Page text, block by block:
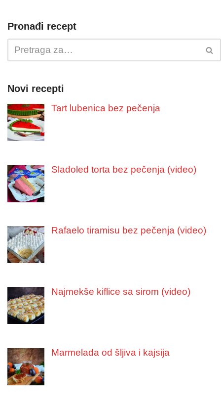
Pronađi recept
Novi recepti
Tart lubenica bez pečenja
Sladoled torta bez pečenja (video)
Rafaelo tiramisu bez pečenja (video)
Najmekše kiflice sa sirom (video)
Marmelada od šljiva i kajsija